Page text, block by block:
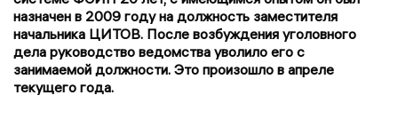
назначен в 2009 году на должность заместителя
начальника ЦИТОВ. После возбуждения уголовного
дела руководство ведомства уволило его с
занимаемой должности. Это произошло в апреле
текущего года.